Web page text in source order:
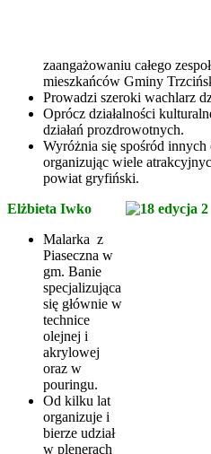
zaangażowaniu całego
mieszkańców Gminy
Prowadzi szeroki wachlarz
Oprócz działalności
działań prozdrowotnych.
Wyróżnia się spośród
organizując wiele
powiat gryfiński.
Elżbieta Iwko
Malarka z
Piaseczna w
gm. Banie
specjalizująca
się głównie w
technice
olejnej i
akrylowej
oraz w
pouringu.
Od kilku lat
organizuje i
bierze udział
w plenerach